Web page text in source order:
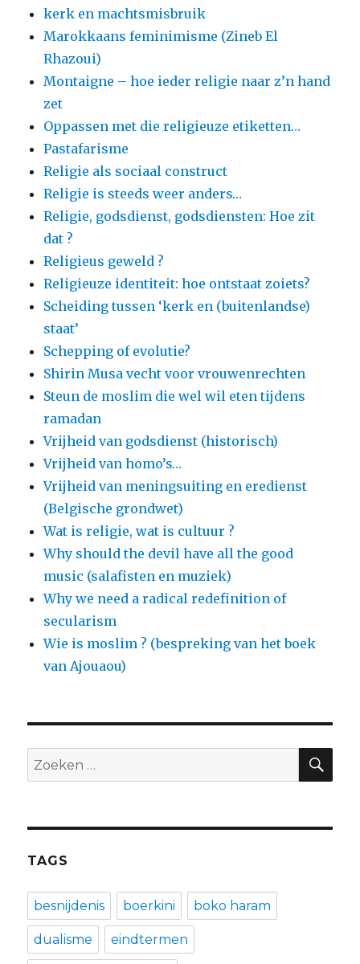
kerk en machtsmisbruik
Marokkaans feminimisme (Zineb El
Rhazoui)
Montaigne – hoe ieder religie naar z’n hand
zet
Oppassen met die religieuze etiketten…
Pastafarisme
Religie als sociaal construct
Religie is steeds weer anders…
Religie, godsdienst, godsdiensten: Hoe zit
dat ?
Religieus geweld ?
Religieuze identiteit: hoe ontstaat zoiets?
Scheiding tussen ‘kerk en (buitenlandse)
staat’
Schepping of evolutie?
Shirin Musa vecht voor vrouwenrechten
Steun de moslim die wel wil eten tijdens
ramadan
Vrijheid van godsdienst (historisch)
Vrijheid van homo’s…
Vrijheid van meningsuiting en eredienst
(Belgische grondwet)
Wat is religie, wat is cultuur ?
Why should the devil have all the good
music (salafisten en muziek)
Why we need a radical redefinition of
secularism
Wie is moslim ? (bespreking van het boek
van Ajouaou)
Zoeken
naar:
TAGS
besnijdenis boerkini boko haram
dualisme eindtermen